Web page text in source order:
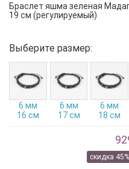
Браслет яшма зеленая
19 см (регулируемый)
Выберите размер:
6 мм
16 см
6 мм
17 см
6 мм
18 см
скидка 45%